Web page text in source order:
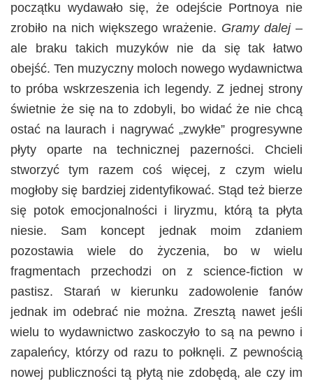
początku wydawało się, że odejście Portnoya nie
zrobiło na nich większego wrażenie. Gramy dalej –
ale braku takich muzyków nie da się tak łatwo
obejść. Ten muzyczny moloch nowego wydawnictwa
to próba wskrzeszenia ich legendy. Z jednej strony
świetnie że się na to zdobyli, bo widać że nie chcą
ostać na laurach i nagrywać „zwykłe” progresywne
płyty oparte na technicznej pazerności. Chcieli
stworzyć tym razem coś więcej, z czym wielu
mogłoby się bardziej zidentyfikować. Stąd też bierze
się potok emocjonalności i liryzmu, którą ta płyta
niesie. Sam koncept jednak moim zdaniem
pozostawia wiele do życzenia, bo w wielu
fragmentach przechodzi on z science-fiction w
pastisz. Starań w kierunku zadowolenie fanów
jednak im odebrać nie można. Zresztą nawet jeśli
wielu to wydawnictwo zaskoczyło to są na pewno i
zapaleńcy, którzy od razu to połknęli. Z pewnością
nowej publiczności tą płytą nie zdobędą, ale czy im